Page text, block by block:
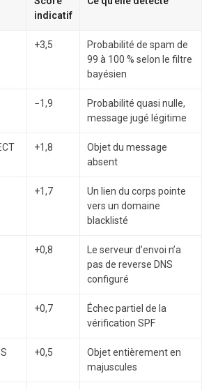
indicatif
+3,5
Probabilité de spam de
99 à 100 % selon le filtre
bayésien
−1,9
Probabilité quasi nulle,
message jugé légitime
+1,8
Objet du message
absent
+1,7
Un lien du corps pointe
vers un domaine
blacklisté
+0,8
Le serveur d’envoi n’a
pas de reverse DNS
configuré
+0,7
Échec partiel de la
vérification SPF
+0,5
Objet entièrement en
majuscules